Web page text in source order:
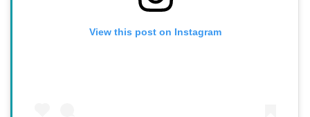
View this post on Instagram